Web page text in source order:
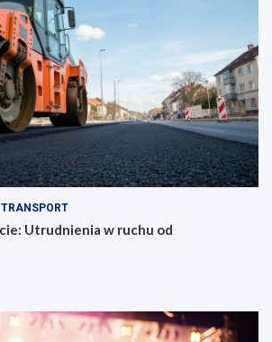
TRANSPORT
Utrudnienia w ruchu od